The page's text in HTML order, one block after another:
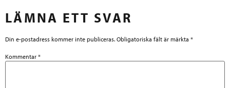
LÄMNA ETT SVAR
Din e-postadress kommer inte publiceras. Obligatoriska fält är märkta *
Kommentar *